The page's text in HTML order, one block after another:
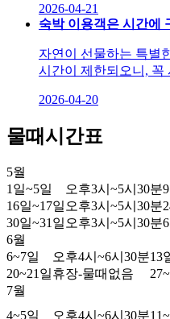
2026-04-21
숙박 이용객은 시간에
자연이 선물하는 특별
시간이 제한되오니, 꼭
2026-04-20
물때시간표
5월
1일~5일
오후3시~5시30분
16일~17일오후3시~5시30분
30일~31일오후3시~5시30분
6월
6~7일
오후4시~6시30분13
20~21일휴장-물때없음
7월
4~5일
오후4시~6시30분